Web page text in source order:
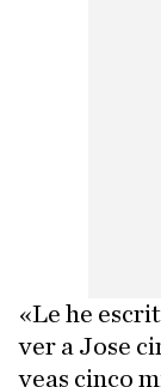
«Le he
ver a Jose
veas cinco